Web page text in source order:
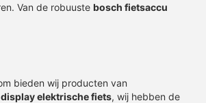
Van de robuuste bosch fietsaccu
bieden wij producten van
display elektrische fiets, wij hebben de